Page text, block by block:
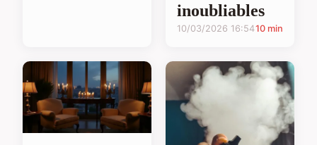
inoubliables
10/03/2026 16:5410 min